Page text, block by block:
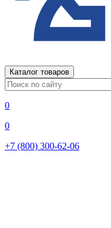
Каталог товаров
0
0
+7 (800) 300-62-06